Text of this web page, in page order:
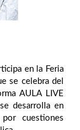
en la Feria
se celebra del
AULA LIVE
desarrolla en
cuestiones